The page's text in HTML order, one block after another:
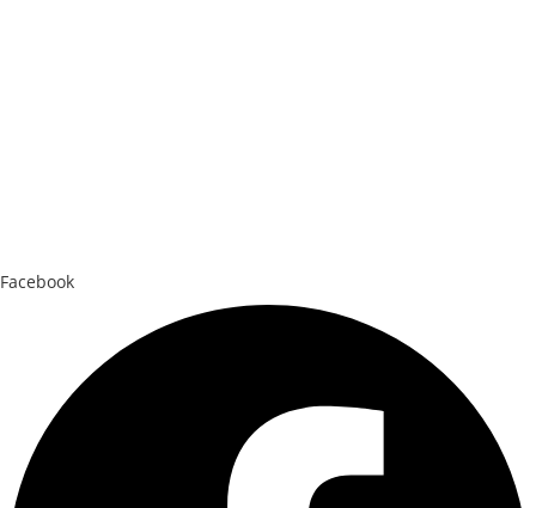
Facebook